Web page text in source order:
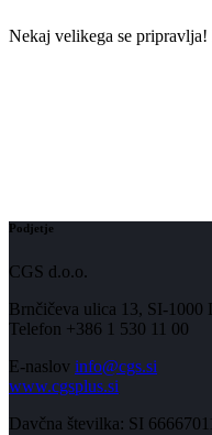
Nekaj ​​velikega se
Podjetje
CGS d.o.o.
Brnčičeva ulica 13, SI-1000
Telefon +386 1 530 11 00
E-naslov info@cgs.si
www.cgsplus.si
Davčna številka: SI